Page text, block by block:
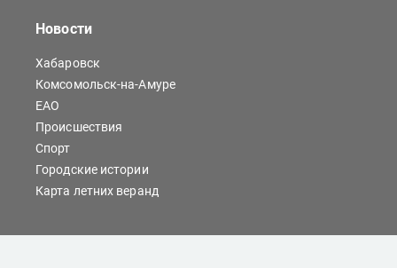
Новости
Хабаровск
Комсомольск-на-Амуре
ЕАО
Происшествия
Спорт
Городские истории
Карта летних веранд